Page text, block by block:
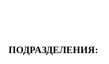
ПОДРАЗДЕЛЕНИЯ: